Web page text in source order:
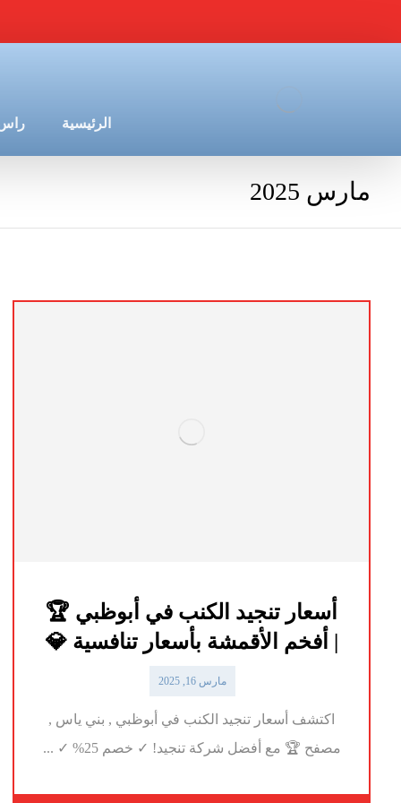
الرئيسية راس
مارس 2025
أسعار تنجيد الكنب في أبوظبي 🏆
| أفخم الأقمشة بأسعار تنافسية 💎
مارس 16, 2025
اكتشف أسعار تنجيد الكنب في أبوظبي , بني ياس ,
مصفح 🏆 مع أفضل شركة تنجيد! ✓ خصم 25% ✓ ...